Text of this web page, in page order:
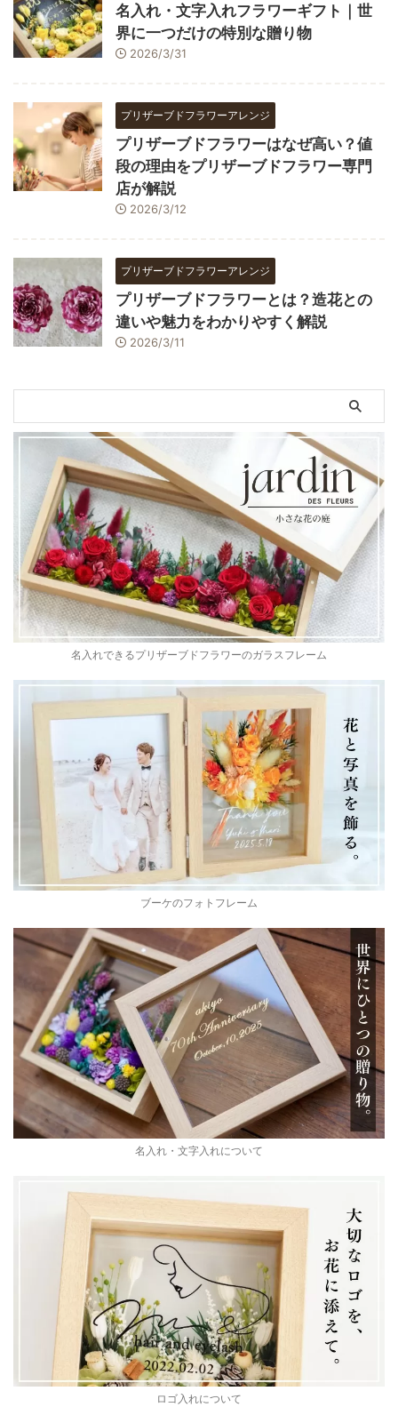
名入れ・文字入れフラワーギフト｜世
界に一つだけの特別な贈り物
2026/3/31
プリザーブドフラワーアレンジ
プリザーブドフラワーはなぜ高い？値
段の理由をプリザーブドフラワー専門
店が解説
2026/3/12
プリザーブドフラワーアレンジ
プリザーブドフラワーとは？造花との
違いや魅力をわかりやすく解説
2026/3/11
名入れできるプリザーブドフラワーのガラスフレーム
ブーケのフォトフレーム
名入れ・文字入れについて
ロゴ入れについて